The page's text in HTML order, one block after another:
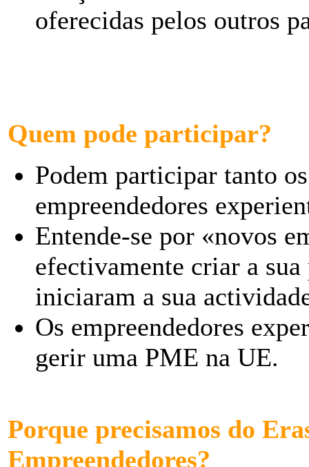
oferecidas pelos outros
Quem pode participar?
Podem participar tanto
empreendedores
Entende-se por «novos
efectivamente criar a
iniciaram a sua
Os empreendedores
gerir uma PME na UE.
Porque precisamos do
Empreendedores?